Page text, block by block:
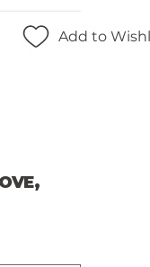
Add to